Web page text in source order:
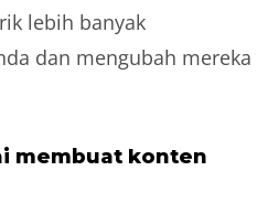
lebih banyak
dan mengubah mereka
membuat konten